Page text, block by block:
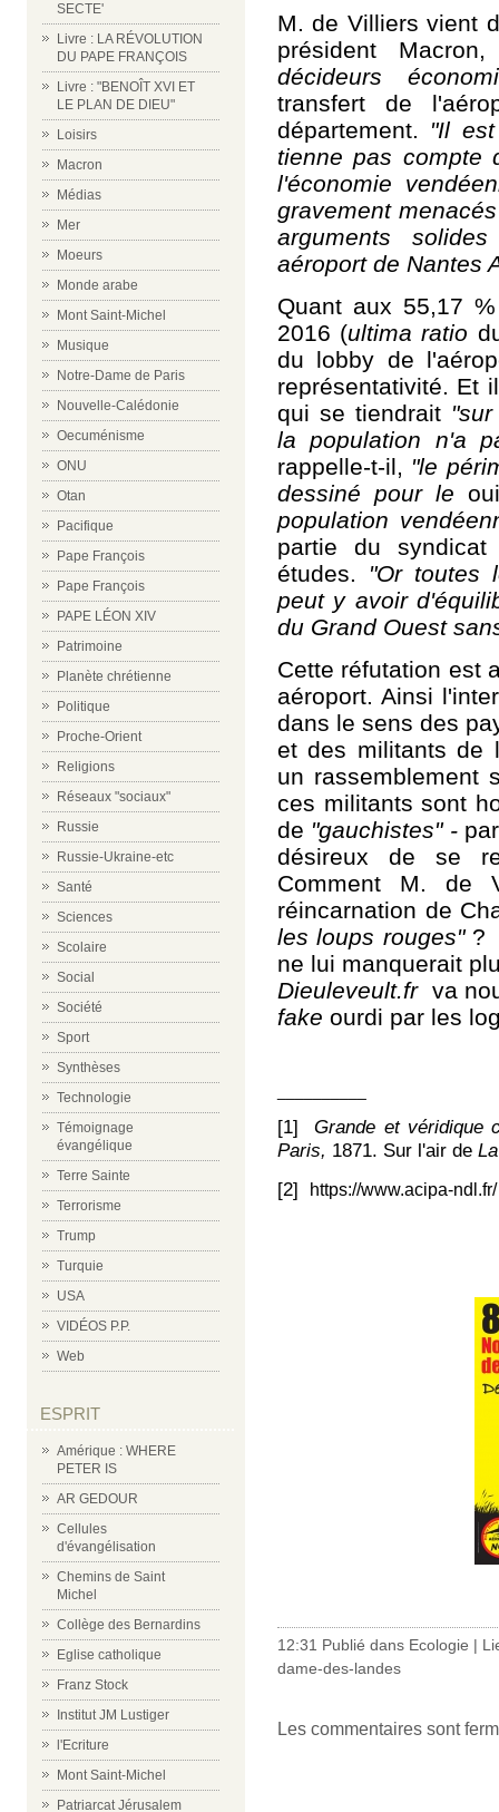
SECTE'
Livre : LA RÉVOLUTION
DU PAPE FRANÇOIS
Livre : "BENOÎT XVI ET
LE PLAN DE DIEU"
Loisirs
Macron
Médias
Mer
Moeurs
Monde arabe
Mont Saint-Michel
Musique
Notre-Dame de Paris
Nouvelle-Calédonie
Oecuménisme
ONU
Otan
Pacifique
Pape François
Pape François
PAPE LÉON XIV
Patrimoine
Planète chrétienne
Politique
Proche-Orient
Religions
Réseaux "sociaux"
Russie
Russie-Ukraine-etc
Santé
Sciences
Scolaire
Social
Société
Sport
Synthèses
Technologie
Témoignage
évangélique
Terre Sainte
Terrorisme
Trump
Turquie
USA
VIDÉOS P.P.
Web
ESPRIT
Amérique : WHERE
PETER IS
AR GEDOUR
Cellules
d'évangélisation
Chemins de Saint
Michel
Collège des Bernardins
Eglise catholique
Franz Stock
Institut JM Lustiger
l'Ecriture
Mont Saint-Michel
Patriarcat Jérusalem
M. de Villiers vient
président
décideurs
transfert de
département. "Il
tienne pas compte
l'économie
gravement
arguments
aéroport de Nantes
Quant aux 55,17
2016 (ultima ratio
du lobby de
représentativité. Et
qui se tiendrait
la population n'a
rappelle-t-il, "le
dessiné pour le
population
partie du
études. "Or toutes
peut y avoir
du Grand Ouest
Cette réfutation est
aéroport. Ainsi
dans le sens des
et des militants de
un
ces militants sont
de "gauchistes" -par
désireux de se
Comment M. de
réincarnation de
les loups rouges"?
ne lui manquerait
Dieuleveult.frva
fake ourdi par les
[1]Grande et véridique
Paris, 1871. Sur l'air de
[2]
https://www.acipa-ndl.fr/
12:31 Publié dans Ecologie |
dame-des-landes
Les commentaires sont